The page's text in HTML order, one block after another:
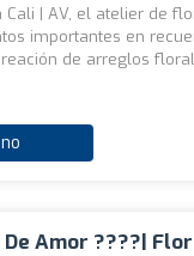
Cali | AV, el atelier de
importantes en
de arreglos
Amor ????|